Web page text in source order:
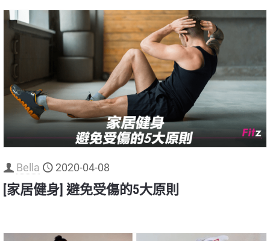
Bella 2020-04-08
[家居健身] 避免受傷的5大原則